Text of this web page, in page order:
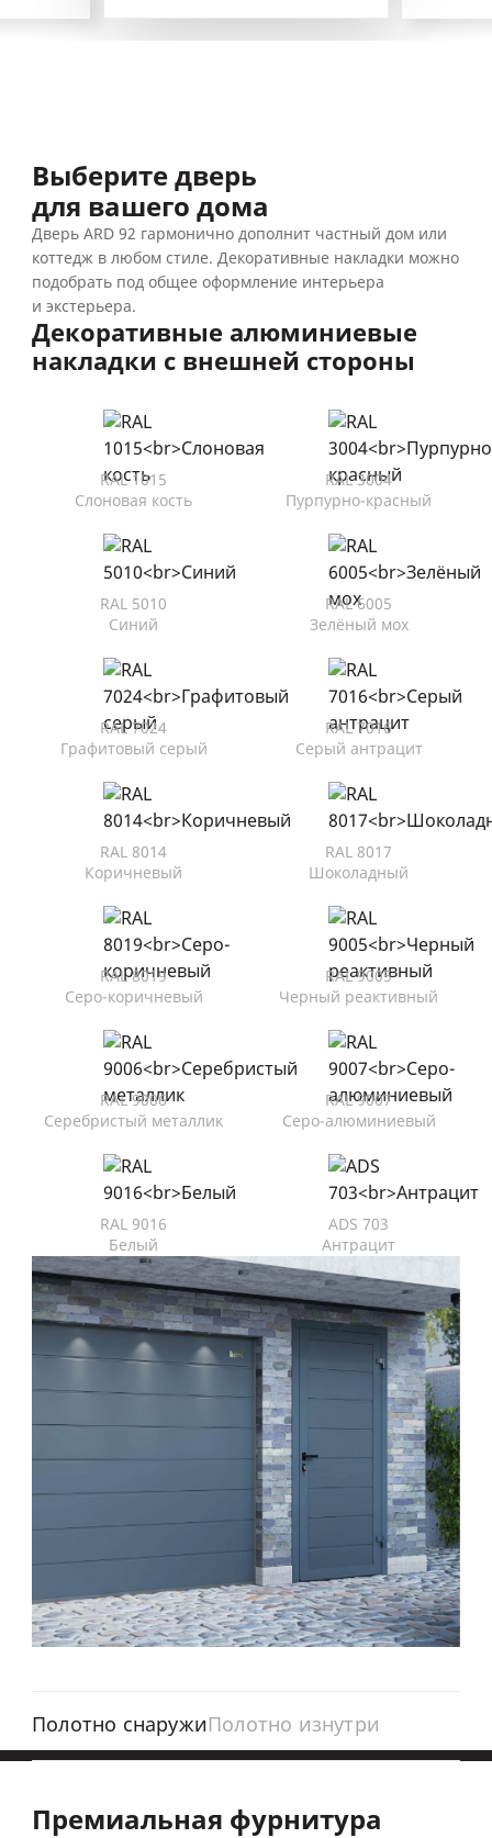
Выберите дверь
для вашего дома
Дверь ARD 92 гармонично дополнит частный дом или
коттедж в любом стиле. Декоративные накладки можно
подобрать под общее оформление интерьера
и экстерьера.
Декоративные алюминиевые
накладки с внешней стороны
RAL 1015
Слоновая кость
RAL 3004
Пурпурно-красный
RAL 5010
Синий
RAL 6005
Зелёный мох
RAL 7024
Графитовый серый
RAL 7016
Серый антрацит
RAL 8014
Коричневый
RAL 8017
Шоколадный
RAL 8019
Серо-коричневый
RAL 9005
Черный реактивный
RAL 9006
Серебристый металлик
RAL 9007
Серо-алюминиевый
RAL 9016
Белый
ADS 703
Антрацит
Полотно снаружиПолотно изнутри
Премиальная фурнитура